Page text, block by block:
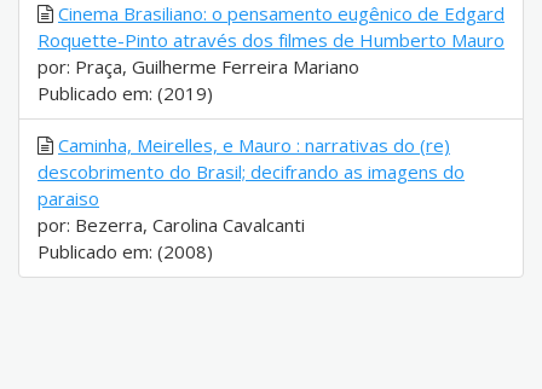
Cinema Brasiliano: o pensamento eugênico de Edgard
Roquette-Pinto através dos filmes de Humberto Mauro
por: Praça, Guilherme Ferreira Mariano
Publicado em: (2019)
Caminha, Meirelles, e Mauro : narrativas do (re)
descobrimento do Brasil; decifrando as imagens do
paraiso
por: Bezerra, Carolina Cavalcanti
Publicado em: (2008)